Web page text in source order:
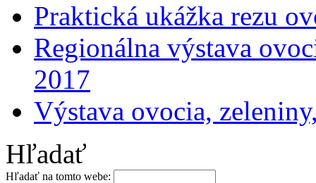
Praktická ukážka rezu
Regionálna výstava
2017
Výstava ovocia,
Hľadať
Hľadať na tomto webe: